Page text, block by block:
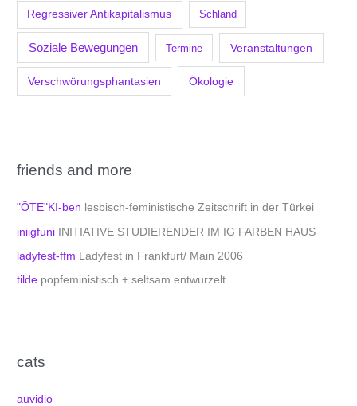
Regressiver Antikapitalismus Schland
Soziale Bewegungen Termine Veranstaltungen
Verschwörungsphantasien Ökologie
friends and more
"ÖTE"KI-ben lesbisch-feministische Zeitschrift in der Türkei
iniigfuni INITIATIVE STUDIERENDER IM IG FARBEN HAUS
ladyfest-ffm Ladyfest in Frankfurt/ Main 2006
tilde popfeministisch + seltsam entwurzelt
cats
auvidio